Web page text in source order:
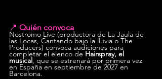
📍 Quién convoca
Nostromo Live (productora de La Jaula de
las Locas, Cantando bajo la lluvia o The
Producers) convoca audiciones para
completar el elenco de Hairspray, el
musical , que se estrenará por primera vez
en España en septiembre de 2027 en
Barcelona.